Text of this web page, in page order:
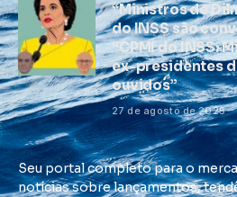
“Ministros de
do INSS são
“CPMI do INSS:
ex-presidentes
ouvidos”
27 de agosto de 2025
Seu portal completo para o
notícias sobre lançamentos,